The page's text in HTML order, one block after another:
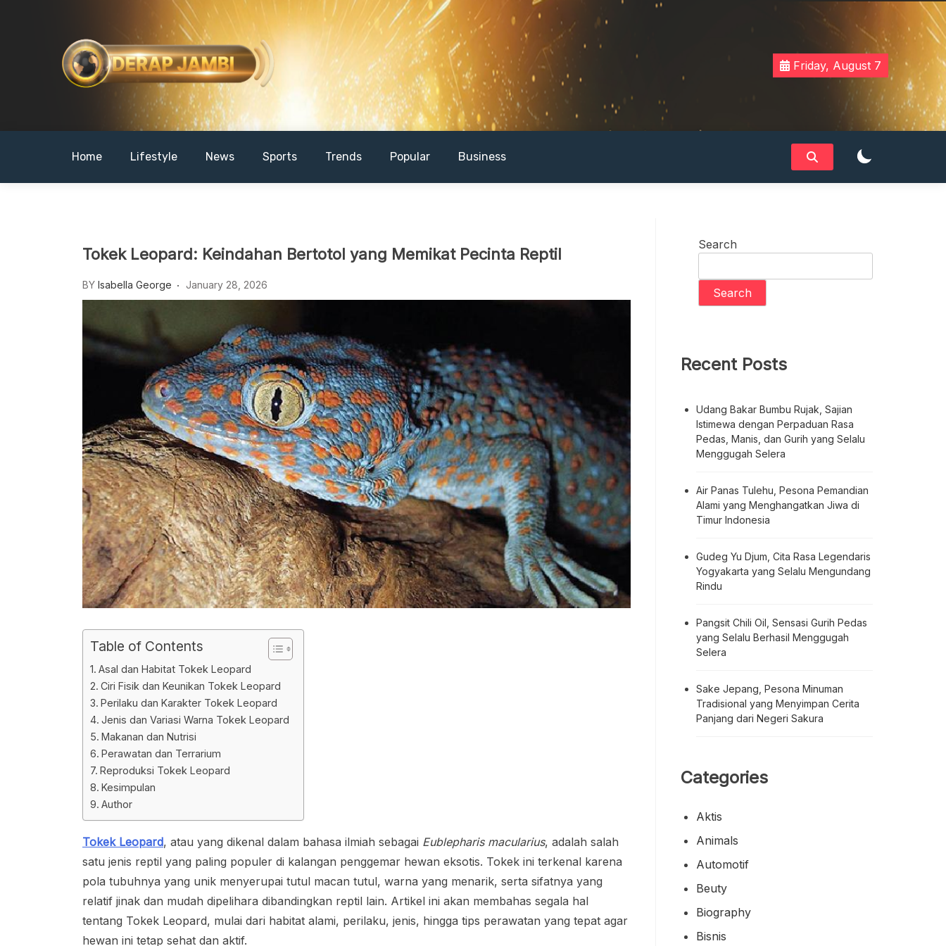
DERAPJAMBI
Friday, August 7
Home Lifestyle News Sports Trends Popular Business
Tokek Leopard: Keindahan Bertotol yang Memikat Pecinta Reptil
BY Isabella George January 28, 2026
Table of Contents
Asal dan Habitat Tokek Leopard
Ciri Fisik dan Keunikan Tokek Leopard
Perilaku dan Karakter Tokek Leopard
Jenis dan Variasi Warna Tokek Leopard
Makanan dan Nutrisi
Perawatan dan Terrarium
Reproduksi Tokek Leopard
Kesimpulan
Author
Tokek Leopard, atau yang dikenal dalam bahasa ilmiah sebagai Eublepharis macularius, adalah salah
satu jenis reptil yang paling populer di kalangan penggemar hewan eksotis. Tokek ini terkenal karena
pola tubuhnya yang unik menyerupai tutul macan tutul, warna yang menarik, serta sifatnya yang
relatif jinak dan mudah dipelihara dibandingkan reptil lain. Artikel ini akan membahas segala hal
tentang Tokek Leopard, mulai dari habitat alami, perilaku, jenis, hingga tips perawatan yang tepat agar
hewan ini tetap sehat dan aktif.
Search
Search
Recent Posts
Udang Bakar Bumbu Rujak, Sajian
Istimewa dengan Perpaduan Rasa
Pedas, Manis, dan Gurih yang Selalu
Menggugah Selera
Air Panas Tulehu, Pesona Pemandian
Alami yang Menghangatkan Jiwa di
Timur Indonesia
Gudeg Yu Djum, Cita Rasa Legendaris
Yogyakarta yang Selalu Mengundang
Rindu
Pangsit Chili Oil, Sensasi Gurih Pedas
yang Selalu Berhasil Menggugah
Selera
Sake Jepang, Pesona Minuman
Tradisional yang Menyimpan Cerita
Panjang dari Negeri Sakura
Categories
Aktis
Animals
Automotif
Beuty
Biography
Bisnis